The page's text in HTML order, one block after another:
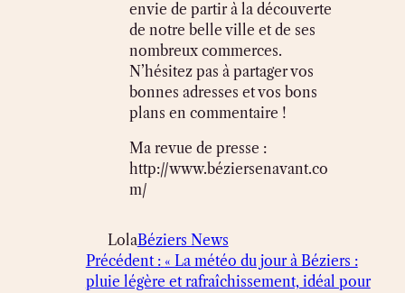
envie de partir à la découverte
de notre belle ville et de ses
nombreux commerces.
N’hésitez pas à partager vos
bonnes adresses et vos bons
plans en commentaire !
Ma revue de presse :
http://www.béziersenavant.co
m/
LolaBéziers News
Précédent : « La météo du jour à Béziers :
pluie légère et rafraîchissement, idéal pour